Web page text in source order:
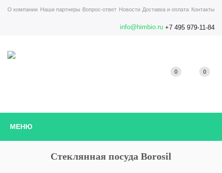
О компании Наши партнеры Вопрос-ответ Новости Доставка и оплата Контакты
info@himbio.ru +7 495 979-11-84
МЕНЮ
0 0
Стеклянная посуда Borosil